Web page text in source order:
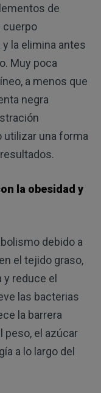
de
cuerpo
la elimina antes
Muy poca
a menos que
negra
utilizar una forma
la obesidad y
debido a
el tejido graso,
reduce el
las bacterias
la barrera
peso, el azúcar
a lo largo del